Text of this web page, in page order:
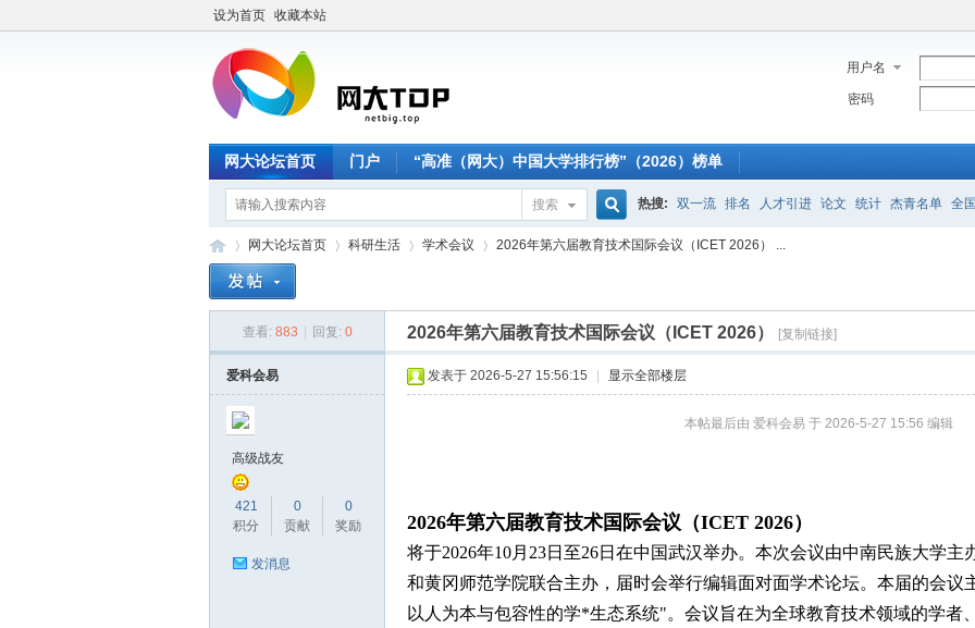
设为首页 收藏本站
用户名
密码
网大论坛首页 门户 “高准（网大）中国大学排行榜”（2026）榜单
搜索
搜
索
热搜: 双一流 排名 人才引进 论文 统计 杰青名单 全
网大论坛首页
›
科研生活 学术会议
›
2026年第六届教育技术国际会议（ICET 2026） ...
查看: 883 回复: 0 2026年第六届教育技术国际会议（ICET 2026） [复制链接]
爱科会易
高级战友
421
积分
0
贡献
0
奖励
发消息
发表于 2026-5-27 15:56:15 显示全部楼层
本帖最后由 爱科会易 于 2026-5-27 15:56 编辑
2026年第六届教育技术国际会议（ICET 2026）
将于2026年10月23日至26日在中国武汉举办。本次会议由中南民族大学
和黄冈师范学院联合主办， 届时会举行编辑面对面学术论坛。 本届的会议
以人为本与包容性的学*生态系统"。会议旨在为全球教育技术领域的学者